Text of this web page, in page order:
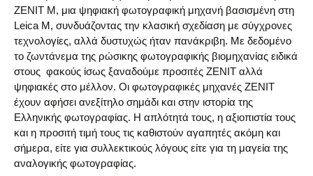
ZENIT M, μια ψηφιακή φωτογραφική μηχανή βασισμένη στη
Leica M, συνδυάζοντας την κλασική σχεδίαση με σύγχρονες
τεχνολογίες, αλλά δυστυχώς ήταν πανάκριβη. Με δεδομένο
το ζωντάνεμα της ρώσικης φωτογραφικής βιομηχανίας ειδικά
στους φακούς ίσως ξαναδούμε προσιτές ΖΕΝΙΤ αλλά
ψηφιακές στο μέλλον. Οι φωτογραφικές μηχανές ZENIT
έχουν αφήσει ανεξίτηλο σημάδι και στην ιστορία της
Ελληνικής φωτογραφίας. Η απλότητά τους, η αξιοπιστία τους
και η προσιτή τιμή τους τις καθιστούν αγαπητές ακόμη και
σήμερα, είτε για συλλεκτικούς λόγους είτε για τη μαγεία της
αναλογικής φωτογραφίας.